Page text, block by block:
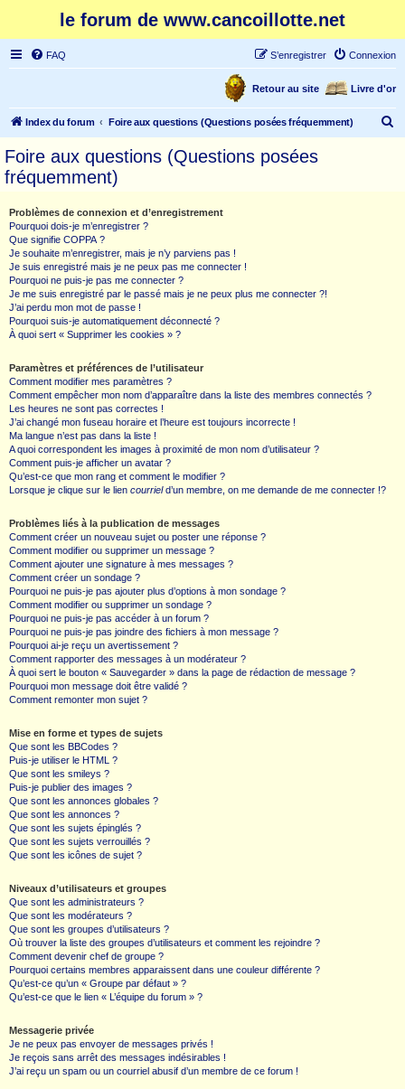
le forum de www.cancoillotte.net
FAQ Connexion
S’enregistrer
Livre d'or
Retour au site
Index du forum Foire aux questions (Questions posées fréquemment)
Foire aux questions (Questions posées
fréquemment)
Problèmes de connexion et d’enregistrement
Pourquoi dois-je m’enregistrer ?
Que signifie COPPA ?
Je souhaite m’enregistrer, mais je n’y parviens pas !
Je suis enregistré mais je ne peux pas me connecter !
Pourquoi ne puis-je pas me connecter ?
Je me suis enregistré par le passé mais je ne peux plus me connecter ?!
J’ai perdu mon mot de passe !
Pourquoi suis-je automatiquement déconnecté ?
À quoi sert « Supprimer les cookies » ?
Paramètres et préférences de l’utilisateur
Comment modifier mes paramètres ?
Comment empêcher mon nom d’apparaître dans la liste des membres connectés ?
Les heures ne sont pas correctes !
J’ai changé mon fuseau horaire et l’heure est toujours incorrecte !
Ma langue n’est pas dans la liste !
A quoi correspondent les images à proximité de mon nom d’utilisateur ?
Comment puis-je afficher un avatar ?
Qu’est-ce que mon rang et comment le modifier ?
Lorsque je clique sur le lien courrield’un membre, on me demande de me connecter !?
Problèmes liés à la publication de messages
Comment créer un nouveau sujet ou poster une réponse ?
Comment modifier ou supprimer un message ?
Comment ajouter une signature à mes messages ?
Comment créer un sondage ?
Pourquoi ne puis-je pas ajouter plus d’options à mon sondage ?
Comment modifier ou supprimer un sondage ?
Pourquoi ne puis-je pas accéder à un forum ?
Pourquoi ne puis-je pas joindre des fichiers à mon message ?
Pourquoi ai-je reçu un avertissement ?
Comment rapporter des messages à un modérateur ?
À quoi sert le bouton « Sauvegarder » dans la page de rédaction de message ?
Pourquoi mon message doit être validé ?
Comment remonter mon sujet ?
Mise en forme et types de sujets
Que sont les BBCodes ?
Puis-je utiliser le HTML ?
Que sont les smileys ?
Puis-je publier des images ?
Que sont les annonces globales ?
Que sont les annonces ?
Que sont les sujets épinglés ?
Que sont les sujets verrouillés ?
Que sont les icônes de sujet ?
Niveaux d’utilisateurs et groupes
Que sont les administrateurs ?
Que sont les modérateurs ?
Que sont les groupes d’utilisateurs ?
Où trouver la liste des groupes d’utilisateurs et comment les rejoindre ?
Comment devenir chef de groupe ?
Pourquoi certains membres apparaissent dans une couleur différente ?
Qu’est-ce qu’un « Groupe par défaut » ?
Qu’est-ce que le lien « L’équipe du forum » ?
Messagerie privée
Je ne peux pas envoyer de messages privés !
Je reçois sans arrêt des messages indésirables !
J’ai reçu un spam ou un courriel abusif d’un membre de ce forum !